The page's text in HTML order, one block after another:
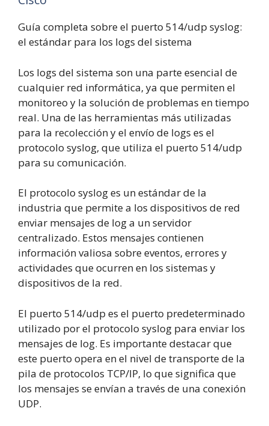
Guía completa sobre el puerto 514/udp syslog:
el estándar para los logs del sistema
Los logs del sistema son una parte esencial de
cualquier red informática, ya que permiten el
monitoreo y la solución de problemas en tiempo
real. Una de las herramientas más utilizadas
para la recolección y el envío de logs es el
protocolo syslog, que utiliza el puerto 514/udp
para su comunicación.
El protocolo syslog es un estándar de la
industria que permite a los dispositivos de red
enviar mensajes de log a un servidor
centralizado. Estos mensajes contienen
información valiosa sobre eventos, errores y
actividades que ocurren en los sistemas y
dispositivos de la red.
El puerto 514/udp es el puerto predeterminado
utilizado por el protocolo syslog para enviar los
mensajes de log. Es importante destacar que
este puerto opera en el nivel de transporte de la
pila de protocolos TCP/IP, lo que significa que
los mensajes se envían a través de una conexión
UDP.